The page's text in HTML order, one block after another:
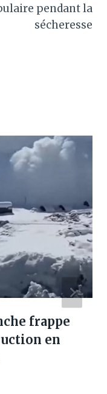
pendant la
sécheresse
frappe
en